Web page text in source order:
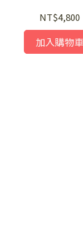
NT$4,800
加入購物車